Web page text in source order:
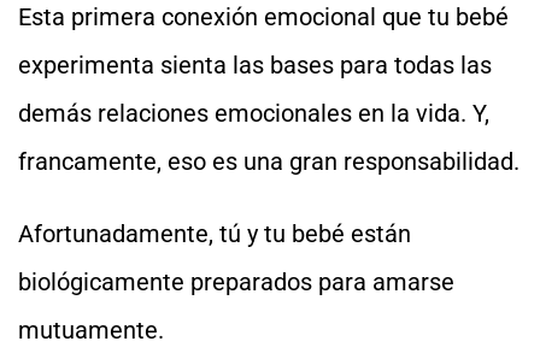
Esta primera conexión emocional que tu bebé
experimenta sienta las bases para todas las
demás relaciones emocionales en la vida. Y,
francamente, eso es una gran responsabilidad.
Afortunadamente, tú y tu bebé están
biológicamente preparados para amarse
mutuamente.